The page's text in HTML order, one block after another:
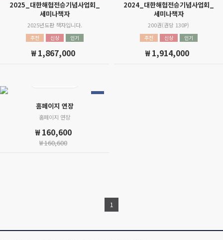
2025_대한해협전승기념사업회_
세미나책자
2025년도판 책자입니다.
추천 신상 인기
₩ 1,867,000
2024_대한해협전승기념사업회_
세미나책자
200권(권당 130P)
추천 신상 인기
₩ 1,914,000
홈페이지 연장
홈페이지 연장
₩ 160,600
₩160,600
1